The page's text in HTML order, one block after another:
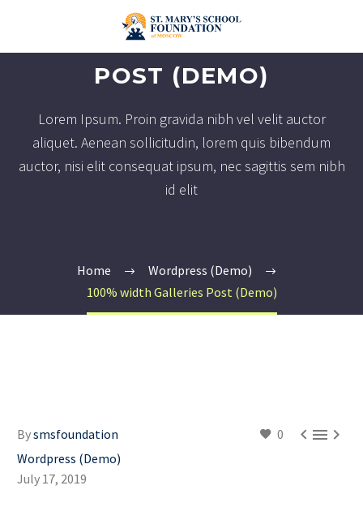
100% WIDTH GALLERIES
POST (DEMO)
Lorem Ipsum. Proin gravida nibh vel velit auctor
aliquet. Aenean sollicitudin, lorem quis bibendum
auctor, nisi elit consequat ipsum, nec sagittis sem nibh
id elit
Home
Wordpress (Demo)
100% width Galleries Post (Demo)
0 
Bysmsfoundation
Wordpress (Demo)
July 17, 2019